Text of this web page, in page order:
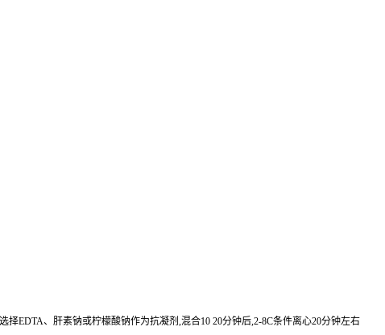
EDTA、肝素钠或柠檬酸钠作为抗凝剂,混合10 20分钟后,2-8C条件离心20分钟左右